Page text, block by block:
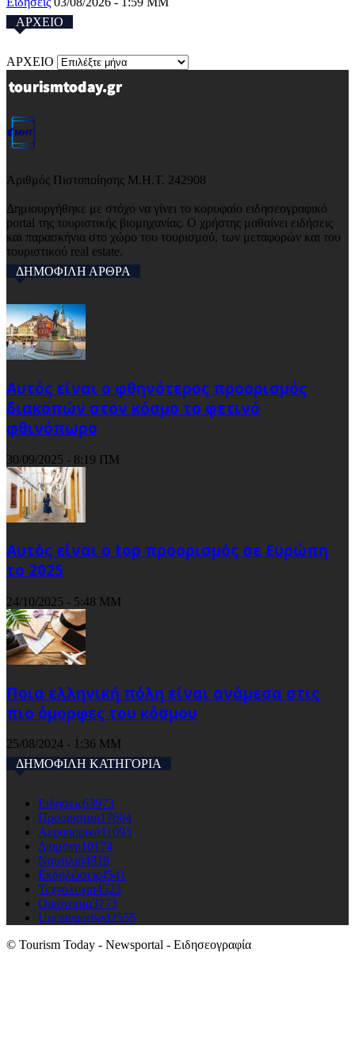
ΑΡΧΕΙΟ
ΑΡΧΕΙΟ
Αριθμός Πιστοποίησης Μ.Η.Τ. 242908
Δημιουργήθηκε με στόχο να γίνει το κορυφαίο ειδησεογραφικό
portal της τουριστικής βιομηχανίας. Ο χρήστης μαθαίνει ειδήσεις
και παρασκήνια στο χώρο του τουρισμού, των μεταφορών και του
τουριστικού real estate.
ΔΗΜΟΦΙΛΗ ΑΡΘΡΑ
Αυτός είναι ο φθηνότερος προορισμός
διακοπών στον κόσμο το φετινό
φθινόπωρο
30/09/2025 - 8:19 ΠΜ
Αυτός είναι ο top προορισμός σε Ευρώπη
το 2025
24/10/2025 - 5:48 ΜΜ
Ποια ελληνική πόλη είναι ανάμεσα στις
πιο όμορφες του κόσμου
25/08/2024 - 1:36 ΜΜ
ΔΗΜΟΦΙΛΗ ΚΑΤΗΓΟΡΙΑ
Ειδησεις63973
Προορισμοι17604
Αεροπορικά11093
Διαμονη10174
Ναυτιλια4819
Εκδηλώσεις4541
Τεχνολογια4523
Οικονομια3773
Uncategorised2555
© Tourism Today - Newsportal - Ειδησεογραφία